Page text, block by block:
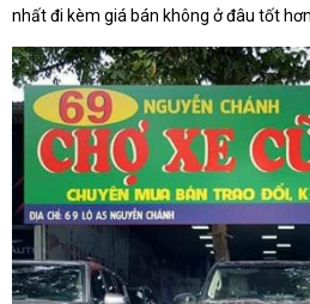
nhất đi kèm giá bán không ở đâu tốt hơn